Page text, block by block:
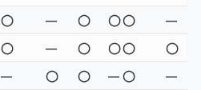
◯ — ◯ ◯◯
—
◯ — ◯ ◯◯
◯
— ◯ ◯ — ◯
—